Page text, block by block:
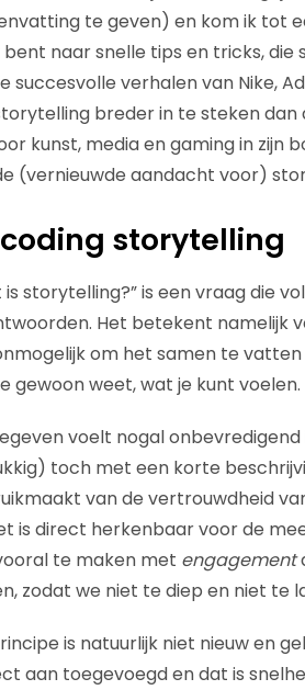
te geven) en kom ik tot
bent naar snelle tips en tricks,
succesvolle verhalen van Nike,
breder in te steken
kunst, media en gaming in zijn
(vernieuwde aandacht voor)
storytelling
is storytelling?” is een vraag die
Het betekent namelijk
om het samen te
gewoon weet, wat je kunt voelen.
voelt nogal
toch met een korte
van de vertrouwdheid
is direct herkenbaar voor de
te maken met engagement
zodat we niet te diep en niet te
is natuurlijk niet nieuw en
aan toegevoegd en dat is